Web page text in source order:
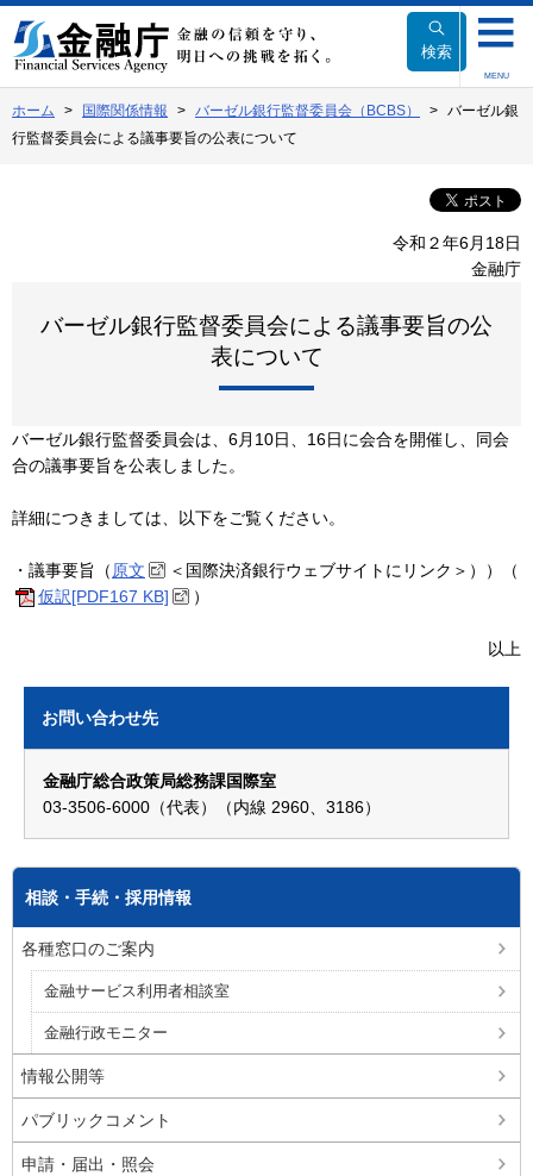
文
へ
動
検索
MENU
ホーム 国際関係情報 バーゼル銀行監督委員会（BCBS）
バーゼル銀
行監督委員会による議事要旨の公表について
令和２年6月18日
金融庁
バーゼル銀行監督委員会による議事要旨の公
表について
バーゼル銀行監督委員会は、6月10日、16日に会合を開催し、同会
合の議事要旨を公表しました。
詳細につきましては、以下をご覧ください。
・議事要旨（ 原文
＜国際決済銀行ウェブサイトにリンク＞））（
仮訳[PDF167 KB]
）
以上
お問い合わせ先
金融庁総合政策局総務課国際室
03-3506-6000（代表）（内線 2960、3186）
相談・手続・採用情報
各種窓口のご案内
金融サービス利用者相談室
金融行政モニター
情報公開等
パブリックコメント
申請・届出・照会